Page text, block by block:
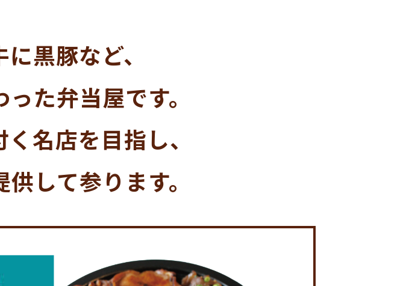
黒豚など、
た弁当屋です。
名店を目指し、
して参ります。